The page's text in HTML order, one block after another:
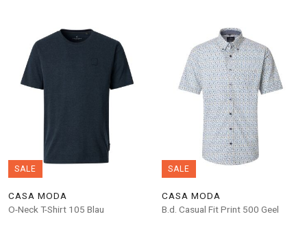
SALE
CASA MODA
O-Neck T-Shirt 105 Blau
SALE
CASA MODA
B.d. Casual Fit Print 500 Geel